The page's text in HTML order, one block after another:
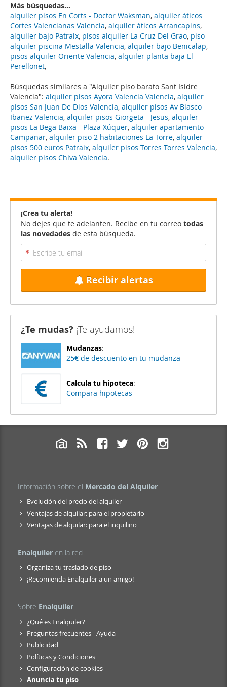
Búsquedas similares a "Alquiler piso barato Sant Isidre
Valencia": alquiler pisos Ayora Valencia Valencia, alquiler
pisos San Juan De Dios Valencia, alquiler pisos Av Blasco
Ibanez Valencia, alquiler pisos Giorgeta - Jesus, alquiler
pisos La Bega Baixa - Plaza Xúquer, alquiler apartamento
Campanar, alquiler piso 2 habitaciones La Torre, alquiler
pisos 500 euros Patraix, alquiler pisos Torres Torres Valencia,
alquiler pisos Chiva Valencia.
Más búsquedas...
alquiler pisos En Corts - Doctor Waksman, alquiler áticos
Cortes Valencianas Valencia, alquiler áticos Arrancapins,
alquiler bajo Patraix, pisos alquiler La Cruz Del Grao, piso
alquiler piscina Mestalla Valencia, alquiler bajo Benicalap,
pisos alquiler Oriente Valencia, alquiler planta baja El
Perellonet,
¡Crea tu alerta!
No dejes que te adelanten. Recibe en tu correo todas
las novedades de esta búsqueda.
Recibir alertas
¿Te mudas? ¡Te ayudamos!
Mudanzas:
25€ de descuento en tu mudanza
Calcula tu hipoteca:
Compara hipotecas
Información sobre el Mercado del Alquiler
Evolución del precio del alquiler
Ventajas de alquilar: para el propietario
Ventajas de alquilar: para el inquilino
Enalquiler en la red
Organiza tu traslado de piso
¡Recomienda Enalquiler a un amigo!
Sobre Enalquiler
¿Qué es Enalquiler?
Preguntas frecuentes - Ayuda
Publicidad
Políticas y Condiciones
Configuración de cookies
Anuncia tu piso